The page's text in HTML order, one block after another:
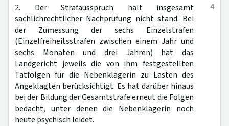
4
2. Der Strafausspruch hält insgesamt
sachlichrechtlicher Nachprüfung nicht stand. Bei
der Zumessung der sechs Einzelstrafen
(Einzelfreiheitsstrafen zwischen einem Jahr und
sechs Monaten und drei Jahren) hat das
Landgericht jeweils die von ihm festgestellten
Tatfolgen für die Nebenklägerin zu Lasten des
Angeklagten berücksichtigt. Es hat darüber hinaus
bei der Bildung der Gesamtstrafe erneut die Folgen
bedacht, unter denen die Nebenklägerin noch
heute psychisch leidet.